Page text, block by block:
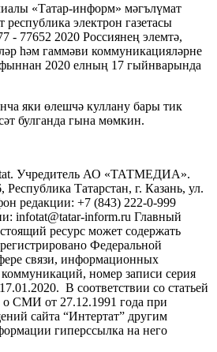
«Татар-информ» мәгълүмат
электрон газетасы
77652 2020 Россиянең элемтә,
һәм гаммәви коммуникацияләрне
2020 елның 17 гыйнварында
яки өлешчә куллану бары тик
булганда гына мөмкин.
Учредитель АО «ТАТМЕДИА».
Татарстан, г. Казань, ул.
редакции: +7 (843) 222-0-999
infotat@tatar-inform.ru Главный
ресурс может содержать
Федеральной
связи, информационных
номер записи серия
В соответствии со статьей
о СМИ от 27.12.1991 года при
сайта “Интертат” другим
гиперссылка на него